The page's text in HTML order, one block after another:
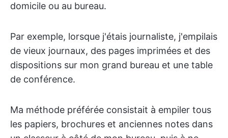
domicile ou au bureau.
Par exemple, lorsque j'étais journaliste, j'empilais
de vieux journaux, des pages imprimées et des
dispositions sur mon grand bureau et une table
de conférence.
Ma méthode préférée consistait à empiler tous
les papiers, brochures et anciennes notes dans